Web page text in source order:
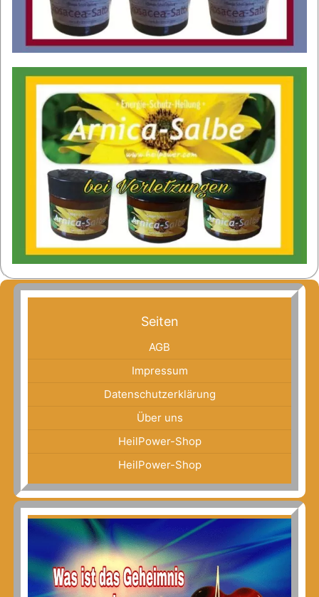
Seiten
AGB
Impressum
Datenschutzerklärung
Über uns
HeilPower-Shop
HeilPower-Shop